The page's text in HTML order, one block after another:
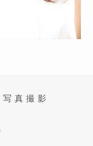
真撮影